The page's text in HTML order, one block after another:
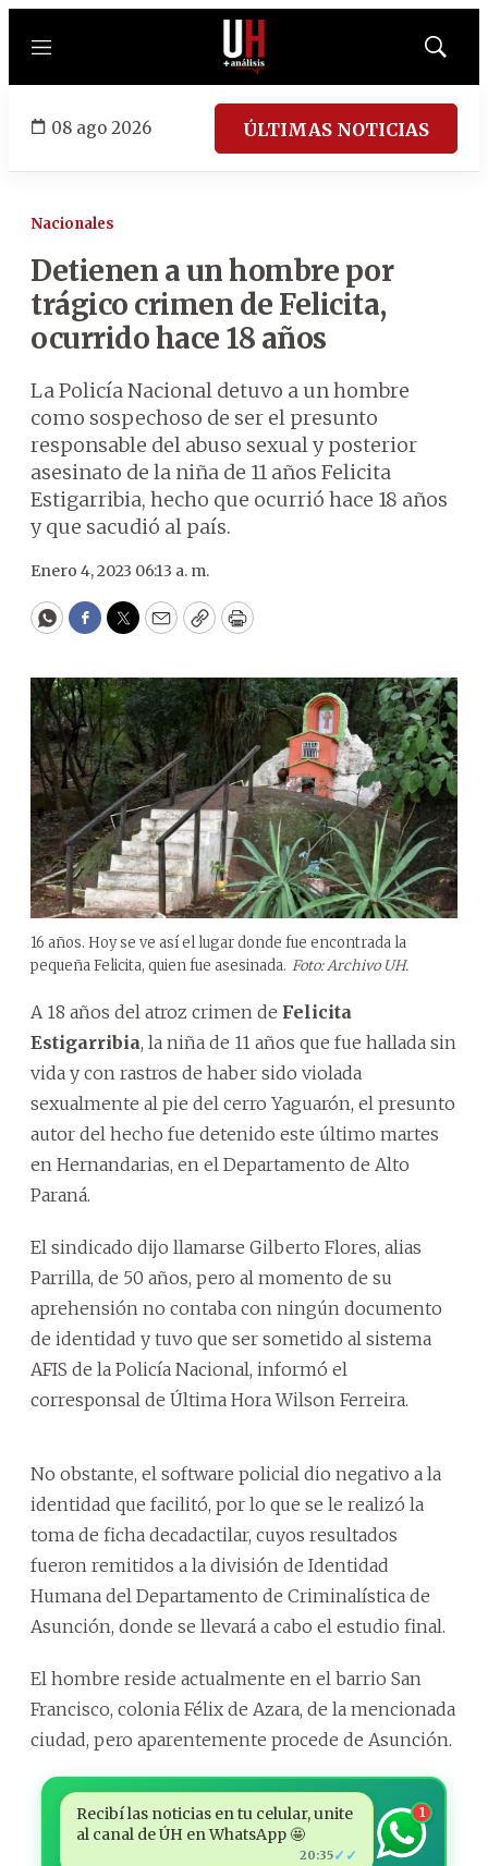
Menú
Mostrar
08 ago 2026 ÚLTIMAS NOTICIAS
Nacionales
Detienen a un hombre por
trágico crimen de Felicita,
ocurrido hace 18 años
La Policía Nacional detuvo a un hombre
como sospechoso de ser el presunto
responsable del abuso sexual y posterior
asesinato de la niña de 11 años Felicita
Estigarribia, hecho que ocurrió hace 18 años
y que sacudió al país.
Enero 4, 2023 06:13 a. m.
WhatsApp
Facebook
Twitter
EmailCopyPrint
16 años. Hoy se ve así el lugar donde fue encontrada la
pequeña Felicita, quien fue asesinada. Foto: Archivo UH.
A 18 años del atroz crimen de Felicita
Estigarribia, la niña de 11 años que fue hallada sin
vida y con rastros de haber sido violada
sexualmente al pie del cerro Yaguarón, el presunto
autor del hecho fue detenido este último martes
en Hernandarias, en el Departamento de Alto
Paraná.
El sindicado dijo llamarse Gilberto Flores, alias
Parrilla, de 50 años, pero al momento de su
aprehensión no contaba con ningún documento
de identidad y tuvo que ser sometido al sistema
AFIS de la Policía Nacional, informó el
corresponsal de Última Hora Wilson Ferreira.
No obstante, el software policial dio negativo a la
identidad que facilitó, por lo que se le realizó la
toma de ficha decadactilar, cuyos resultados
fueron remitidos a la división de Identidad
Humana del Departamento de Criminalística de
Asunción, donde se llevará a cabo el estudio final.
El hombre reside actualmente en el barrio San
Francisco, colonia Félix de Azara, de la mencionada
ciudad, pero aparentemente procede de Asunción.
Recibí las noticias en tu celular, unite
al canal de ÚH en WhatsApp 🤩
20:35✓✓
1